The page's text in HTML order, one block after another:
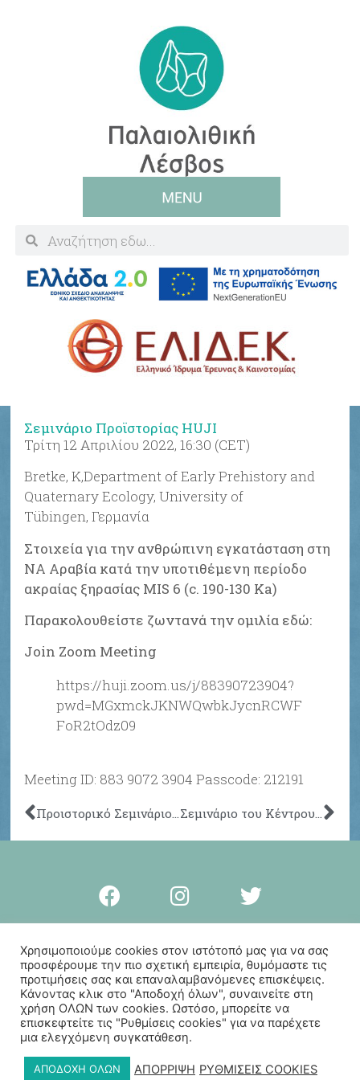
Σεμινάριο Προϊστορίας HUJI
Τρίτη 12 Απριλίου 2022, 16:30 (CET)
Bretke, K,Department of Early Prehistory and
Quaternary Ecology, University of
Tübingen, Γερμανία
Στοιχεία για την ανθρώπινη εγκατάσταση στη
ΝΑ Αραβία κατά την υποτιθέμενη περίοδο
ακραίας ξηρασίας MIS 6 (c. 190-130 Ka)
Παρακολουθείστε ζωντανά την ομιλία εδώ:
Join Zoom Meeting
https://huji.zoom.us/j/88390723904?
pwd=MGxmckJKNWQwbkJycnRCWF
FoR2tOdz09
Meeting ID: 883 9072 3904 Passcode: 212191
© Πνευματικά Δικαιώματα
Παλαιολιθική Λέσβος 2023
Απαγορεύεται η μερική ή ολική χρήση, αναπαραγωγή, αναδημοσίευση
υλικού από το www.palaeolithiclesbos.org σε οποιοδήποτε άλλο
μέσο, ηλεκτρονικό ή έντυπο, χωρίς γραπτή άδεια του κατόχου των
Πνευματικών Δικαιωμάτων.
Χρησιμοποιούμε cookies στον ιστότοπό μας για να σας
προσφέρουμε την πιο σχετική εμπειρία, θυμόμαστε τις
προτιμήσεις σας και επαναλαμβανόμενες επισκέψεις.
Κάνοντας κλικ στο "Αποδοχή όλων", συναινείτε στη
χρήση ΟΛΩΝ των cookies. Ωστόσο, μπορείτε να
επισκεφτείτε τις "Ρυθμίσεις cookies" για να παρέχετε
μια ελεγχόμενη συγκατάθεση.
ΑΠΟΔΟΧΗ ΟΛΩΝ ΑΠΟΡΡΙΨΗ ΡΥΘΜΙΣΕΙΣ COOKIES